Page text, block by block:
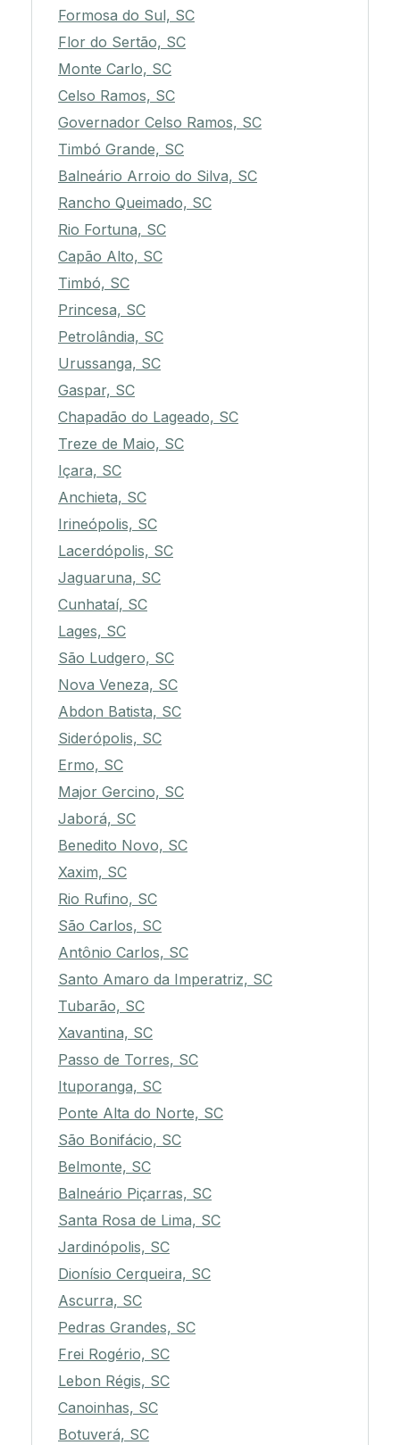
Formosa do Sul, SC
Flor do Sertão, SC
Monte Carlo, SC
Celso Ramos, SC
Governador Celso Ramos, SC
Timbó Grande, SC
Balneário Arroio do Silva, SC
Rancho Queimado, SC
Rio Fortuna, SC
Capão Alto, SC
Timbó, SC
Princesa, SC
Petrolândia, SC
Urussanga, SC
Gaspar, SC
Chapadão do Lageado, SC
Treze de Maio, SC
Içara, SC
Anchieta, SC
Irineópolis, SC
Lacerdópolis, SC
Jaguaruna, SC
Cunhataí, SC
Lages, SC
São Ludgero, SC
Nova Veneza, SC
Abdon Batista, SC
Siderópolis, SC
Ermo, SC
Major Gercino, SC
Jaborá, SC
Benedito Novo, SC
Xaxim, SC
Rio Rufino, SC
São Carlos, SC
Antônio Carlos, SC
Santo Amaro da Imperatriz, SC
Tubarão, SC
Xavantina, SC
Passo de Torres, SC
Ituporanga, SC
Ponte Alta do Norte, SC
São Bonifácio, SC
Belmonte, SC
Balneário Piçarras, SC
Santa Rosa de Lima, SC
Jardinópolis, SC
Dionísio Cerqueira, SC
Ascurra, SC
Pedras Grandes, SC
Frei Rogério, SC
Lebon Régis, SC
Canoinhas, SC
Botuverá, SC